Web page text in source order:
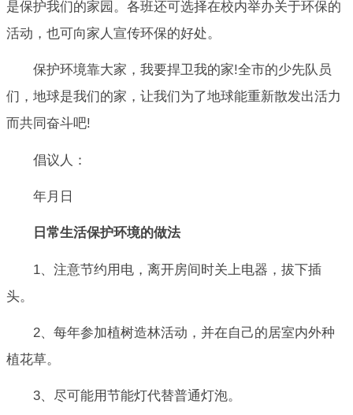
是保护我们的家园。各班还可选择在校内举办关于环保的
活动，也可向家人宣传环保的好处。
保护环境靠大家，我要捍卫我的家!全市的少先队员
们，地球是我们的家，让我们为了地球能重新散发出活力
而共同奋斗吧!
倡议人：
年月日
日常生活保护环境的做法
1、注意节约用电，离开房间时关上电器，拔下插
头。
2、每年参加植树造林活动，并在自己的居室内外种
植花草。
3、尽可能用节能灯代替普通灯泡。